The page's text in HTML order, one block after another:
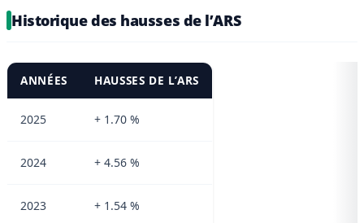
Historique des hausses de l’ARS
ANNÉES HAUSSES DE L’ARS
2025 + 1.70 %
2024 + 4.56 %
2023 + 1.54 %